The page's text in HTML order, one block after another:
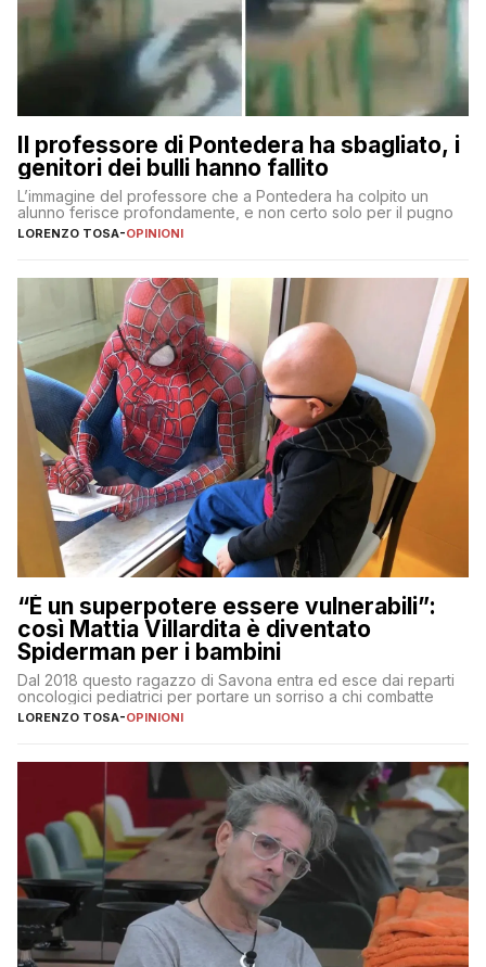
Il professore di Pontedera ha sbagliato, i
genitori dei bulli hanno fallito
L’immagine del professore che a Pontedera ha colpito un
alunno ferisce profondamente, e non certo solo per il pugno
LORENZO TOSA-OPINIONI
“È un superpotere essere vulnerabili”:
così Mattia Villardita è diventato
Spiderman per i bambini
Dal 2018 questo ragazzo di Savona entra ed esce dai reparti
oncologici pediatrici per portare un sorriso a chi combatte
LORENZO TOSA-OPINIONI